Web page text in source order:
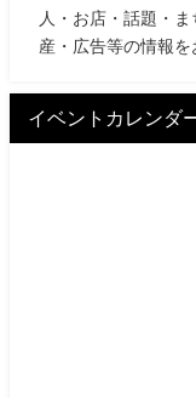
人・お店・話題・
産・広告等の情報を
イベントカレンダ